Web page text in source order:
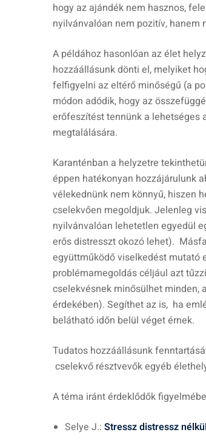
hogy az ajándék nem hasznos,
nyilvánvalóan nem pozitív, hanem
A példához hasonlóan az élet
hozzáállásunk dönti el, melyiket
felfigyelni az eltérő minőségű (a
módon adódik, hogy az
erőfeszítést tennünk a
megtalálására.
Karanténban a helyzetre
éppen hatékonyan hozzájárulunk
vélekednünk nem könnyű, hiszen
cselekvően megoldjuk. Jelenleg
nyilvánvalóan lehetetlen egyedül
erős distresszt okozó lehet).
együttműködő viselkedést mutató
problémamegoldás céljául azt
cselekvésnek minősülhet minden,
érdekében). Segíthet az is, ha
belátható időn belül véget érnek.
Tudatos hozzáállásunk
cselekvő résztvevők egyéb
A téma iránt érdeklődők
Selye J.: Stressz distressz nélkül